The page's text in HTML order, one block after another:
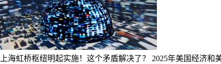
上海虹桥枢纽明起实施！这个矛盾解决了？
2025年美国经济和